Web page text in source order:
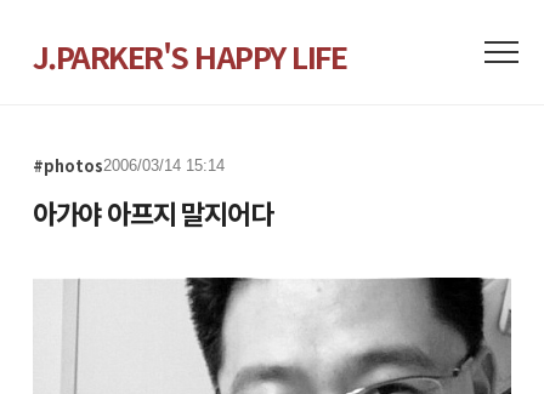
J.PARKER'S HAPPY LIFE
#photos2006/03/14 15:14
아가야 아프지 말지어다